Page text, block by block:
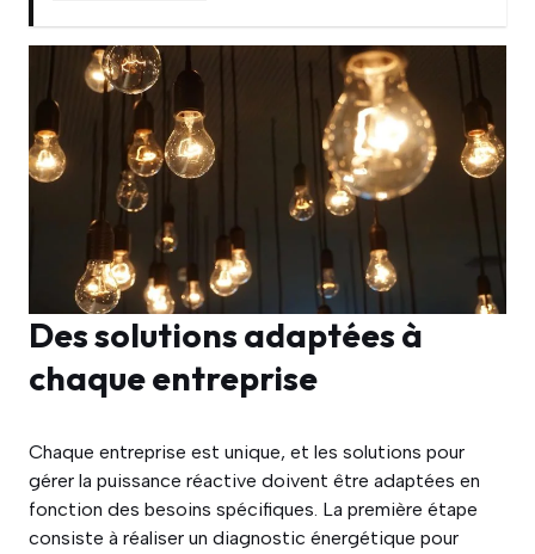
Des solutions adaptées à
chaque entreprise
Chaque entreprise est unique, et les solutions pour
gérer la puissance réactive doivent être adaptées en
fonction des besoins spécifiques. La première étape
consiste à réaliser un diagnostic énergétique pour